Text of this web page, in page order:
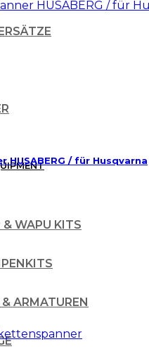
& WAPU KITS
ARMATUREN
/ für Husqvarna